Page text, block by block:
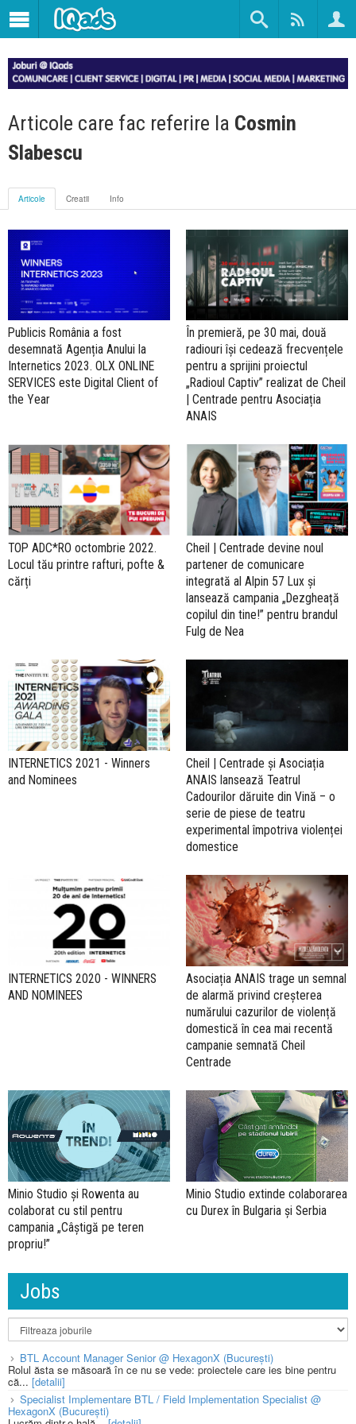
Articole care fac referire la Cosmin
Slabescu
Articole Creatii Info
Publicis România a fost
desemnată Agenția Anului la
Internetics 2023. OLX ONLINE
SERVICES este Digital Client of
the Year
În premieră, pe 30 mai, două
radiouri își cedează frecvențele
pentru a sprijini proiectul
„Radioul Captiv” realizat de Cheil
| Centrade pentru Asociația
ANAIS
TOP ADC*RO octombrie 2022.
Locul tău printre rafturi, pofte &
cărți
Cheil | Centrade devine noul
partener de comunicare
integrată al Alpin 57 Lux și
lansează campania „Dezgheață
copilul din tine!” pentru brandul
Fulg de Nea
INTERNETICS 2021 - Winners
and Nominees
Cheil | Centrade și Asociația
ANAIS lansează Teatrul
Cadourilor dăruite din Vină – o
serie de piese de teatru
experimental împotriva violenței
domestice
INTERNETICS 2020 - WINNERS
AND NOMINEES
Asociația ANAIS trage un semnal
de alarmă privind creșterea
numărului cazurilor de violență
domestică în cea mai recentă
campanie semnată Cheil
Centrade
Minio Studio și Rowenta au
colaborat cu stil pentru
campania „Câștigă pe teren
propriu!”
Minio Studio extinde colaborarea
cu Durex în Bulgaria și Serbia
Jobs
BTL Account Manager Senior @ HexagonX (București)
Rolul ăsta se măsoară în ce nu se vede: proiectele care ies bine pentru
că... [detalii]
Specialist Implementare BTL / Field Implementation Specialist @
HexagonX (București)